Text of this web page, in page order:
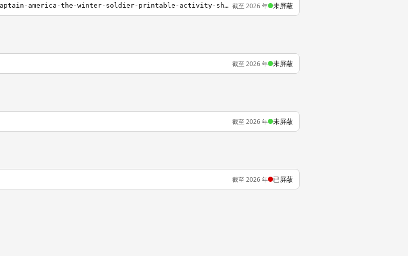
http://www.thenightowlmama.com/2014/04/captain-america-the-winter-soldier-printable-activity-sheets.html 截至 2026 年 未屏蔽
截至 2026 年 未屏蔽
截至 2026 年 未屏蔽
截至 2026 年 已屏蔽